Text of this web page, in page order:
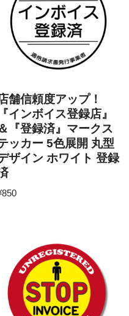
舗信頼度アップ！
『インボイス登録店』
＆『登録済』マークス
ッカー 5色展開 丸型
ザイン ホワイト 登録
850